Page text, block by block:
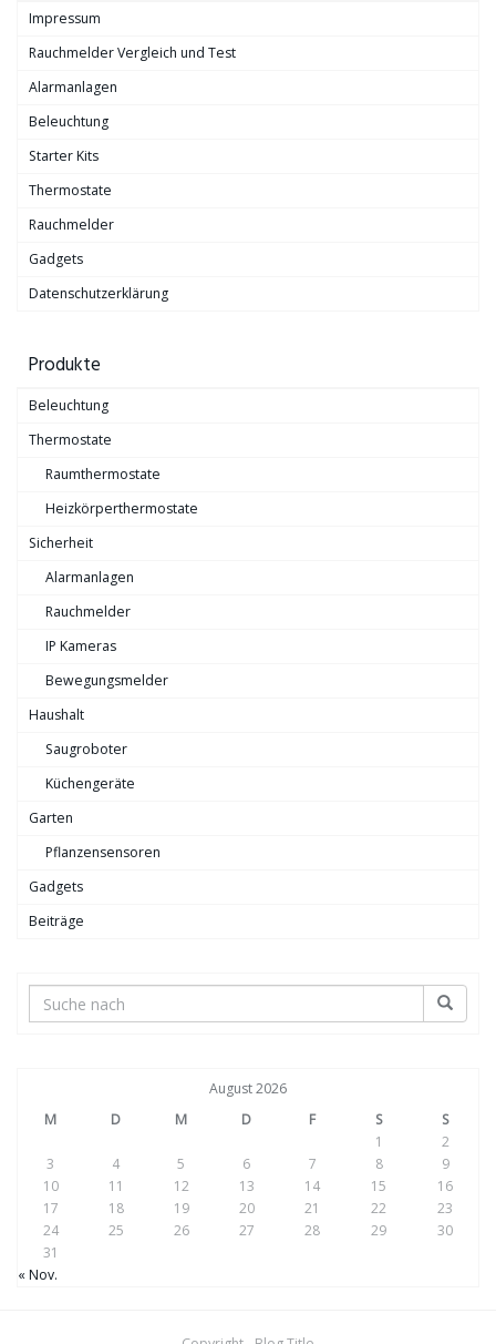
Impressum
Rauchmelder Vergleich und Test
Alarmanlagen
Beleuchtung
Starter Kits
Thermostate
Rauchmelder
Gadgets
Datenschutzerklärung
Produkte
Beleuchtung
Thermostate
Raumthermostate
Heizkörperthermostate
Sicherheit
Alarmanlagen
Rauchmelder
IP Kameras
Bewegungsmelder
Haushalt
Saugroboter
Küchengeräte
Garten
Pflanzensensoren
Gadgets
Beiträge
August 2026
M
D M D F S
S
1
2
3
4 5 6 7 8
9
10
11 12 13 14 15
16
17
18 19 20 21 22
23
24
25 26 27 28 29
30
31
« Nov.